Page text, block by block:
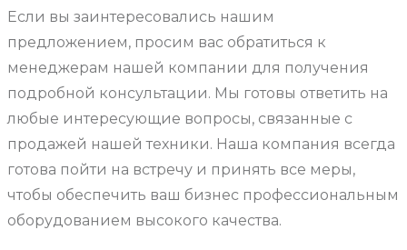
Если вы заинтересовались нашим
предложением, просим вас обратиться к
менеджерам нашей компании для получения
подробной консультации. Мы готовы ответить на
любые интересующие вопросы, связанные с
продажей нашей техники. Наша компания всегда
готова пойти на встречу и принять все меры,
чтобы обеспечить ваш бизнес профессиональным
оборудованием высокого качества.